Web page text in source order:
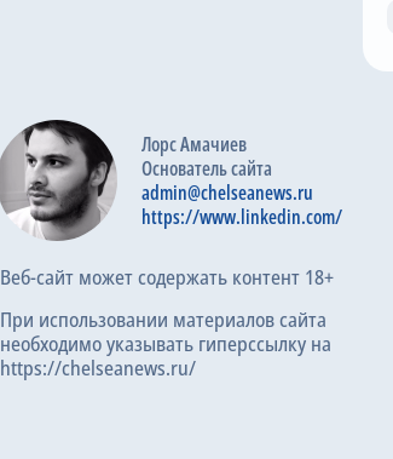
Лорс Амачиев
Основатель сайта
admin@chelseanews.ru
https://www.linkedin.com/
Веб-сайт может содержать контент 18+
При использовании материалов сайта
необходимо указывать гиперссылку на
https://chelseanews.ru/